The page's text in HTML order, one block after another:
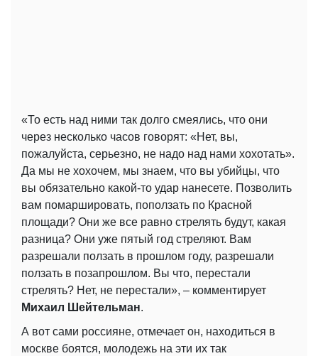
«То есть над ними так долго смеялись, что они
через несколько часов говорят: «Нет, вы,
пожалуйста, серьезно, не надо над нами хохотать».
Да мы не хохочем, мы знаем, что вы убийцы, что
вы обязательно какой-то удар нанесете. Позволить
вам помаршировать, поползать по Красной
площади? Они же все равно стрелять будут, какая
разница? Они уже пятый год стреляют. Вам
разрешали ползать в прошлом году, разрешали
ползать в позапрошлом. Вы что, перестали
стрелять? Нет, не перестали», – комментирует
Михаил Шейтельман.
А вот сами россияне, отмечает он, находиться в
москве боятся, молодежь на эти их так